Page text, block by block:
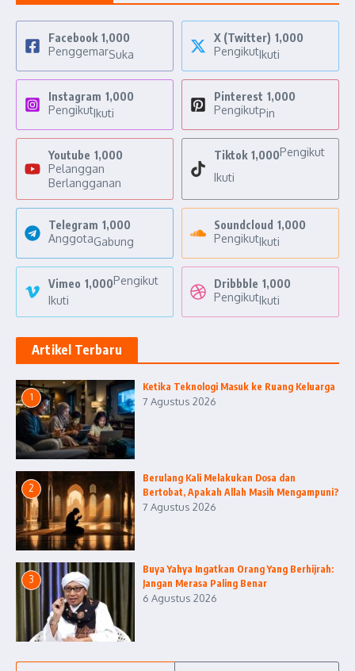
Facebook 1,000
PenggemarSuka
X (Twitter) 1,000
PengikutIkuti
Instagram 1,000
PengikutIkuti
Pinterest 1,000
PengikutPin
Youtube 1,000
Pelanggan
Berlangganan
Tiktok 1,000Pengikut
Ikuti
Telegram 1,000
AnggotaGabung
Soundcloud 1,000
PengikutIkuti
Vimeo 1,000Pengikut
Ikuti
Dribbble 1,000
PengikutIkuti
Artikel Terbaru
1
Ketika Teknologi Masuk ke Ruang Keluarga
7 Agustus 2026
2
Berulang Kali Melakukan Dosa dan
Bertobat, Apakah Allah Masih Mengampuni?
7 Agustus 2026
3
Buya Yahya Ingatkan Orang Yang Berhijrah:
Jangan Merasa Paling Benar
6 Agustus 2026